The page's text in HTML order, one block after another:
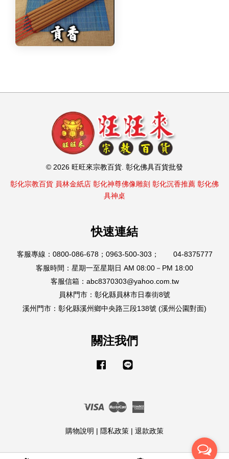
© 2026 旺旺來宗教百貨. 彰化佛具百貨批發
彰化宗教百貨 員林金紙店 彰化神尊佛像雕刻 彰化沉香推薦 彰化佛
具神桌
快速連結
客服專線：0800-086-678；0963-500-303； 04-8375777
客服時間：星期一至星期日 AM 08:00－PM 18:00
客服信箱：abc8370303@yahoo.com.tw
員林門市：彰化縣員林市日泰街8號
溪州門市：彰化縣溪州鄉中央路三段138號 (溪州公園對面)
關注我們
Facebook
Visa Master
購物說明
隱私政策 退款政策